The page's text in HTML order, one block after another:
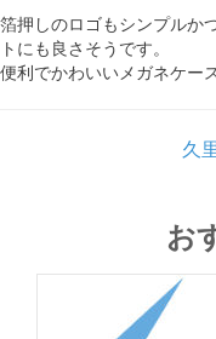
箔押しのロゴもシンプルか
トにも良さそうです。
便利でかわいいメガネケー
久
お